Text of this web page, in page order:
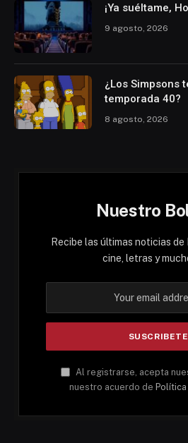
¡Ya suéltame,
9 agosto, 2026
¿Los Simpsons
temporada 40?
8 agosto, 2026
Nuestro
Recibe las últimas noticias de
cine, letras y
Al registrarse, acepta
nuestro acuerdo de